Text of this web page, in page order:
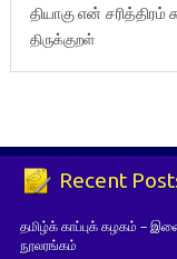
தியாகுஎன் சரித்திரம்
திருக்குறள்
Recent
தமிழ்க் காப்புக் கழகம் –
நூலரங்கம்